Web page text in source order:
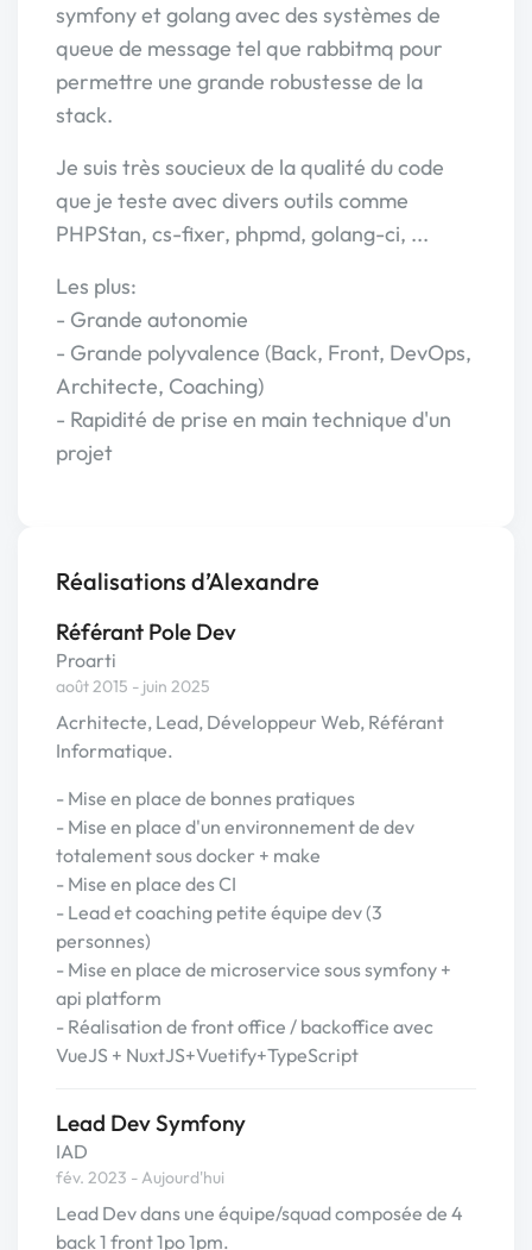
symfony et golang avec des systèmes de
queue de message tel que rabbitmq pour
permettre une grande robustesse de la
stack.
Je suis très soucieux de la qualité du code
que je teste avec divers outils comme
PHPStan, cs-fixer, phpmd, golang-ci, ...
Les plus:
- Grande autonomie
- Grande polyvalence (Back, Front, DevOps,
Architecte, Coaching)
- Rapidité de prise en main technique d'un
projet
Réalisations d’Alexandre
Référant Pole Dev
Proarti
août 2015 - juin 2025
Acrhitecte, Lead, Développeur Web, Référant
Informatique.
- Mise en place de bonnes pratiques
- Mise en place d'un environnement de dev
totalement sous docker + make
- Mise en place des CI
- Lead et coaching petite équipe dev (3
personnes)
- Mise en place de microservice sous symfony +
api platform
- Réalisation de front office / backoffice avec
VueJS + NuxtJS+Vuetify+TypeScript
Lead Dev Symfony
IAD
fév. 2023 - Aujourd'hui
Lead Dev dans une équipe/squad composée de 4
back 1 front 1po 1pm.